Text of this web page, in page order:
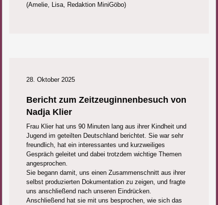
(Amelie, Lisa, Redaktion MiniGöbo)
28. Oktober 2025
Bericht zum Zeitzeuginnenbesuch von
Nadja Klier
Frau Klier hat uns 90 Minuten lang aus ihrer Kindheit und
Jugend im geteilten Deutschland berichtet. Sie war sehr
freundlich, hat ein interessantes und kurzweiliges
Gespräch geleitet und dabei trotzdem wichtige Themen
angesprochen.
Sie begann damit, uns einen Zusammenschnitt aus ihrer
selbst produzierten Dokumentation zu zeigen, und fragte
uns anschließend nach unseren Eindrücken.
Anschließend hat sie mit uns besprochen, wie sich das